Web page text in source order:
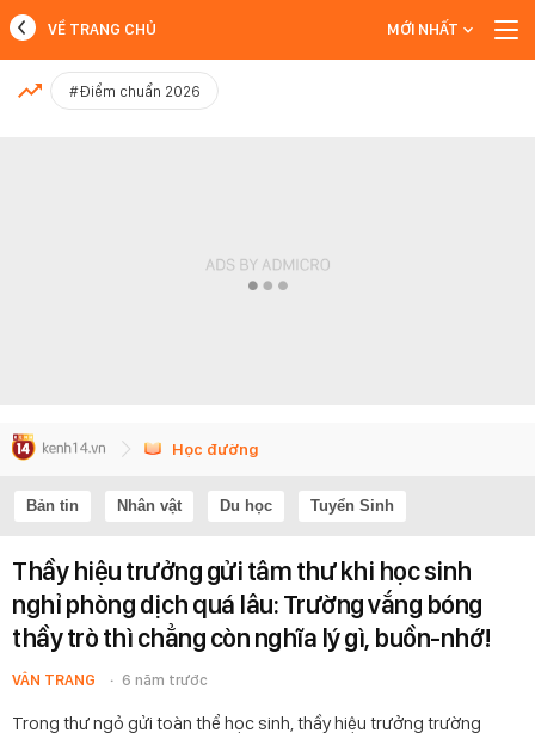
MỚI NHẤT
VỀ TRANG CHỦ MỚI NHẤT
#Điểm chuẩn 2026
Học đường
Bản tin Nhân vật Du học Tuyển Sinh
Thầy hiệu trưởng gửi tâm thư khi học sinh
nghỉ phòng dịch quá lâu: Trường vắng bóng
thầy trò thì chẳng còn nghĩa lý gì, buồn-nhớ!
VÂN TRANG 6 năm trước
Trong thư ngỏ gửi toàn thể học sinh, thầy hiệu trưởng trường